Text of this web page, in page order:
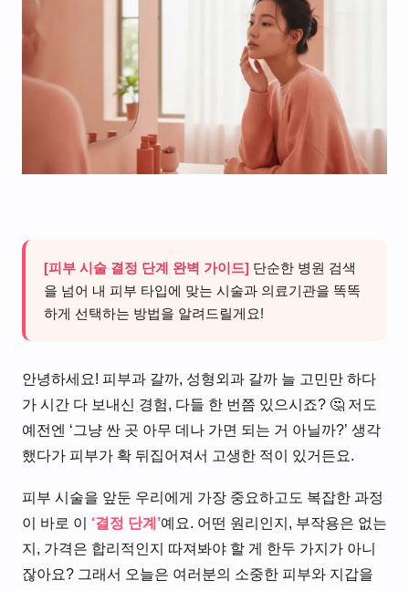
[피부 시술 결정 단계 완벽 가이드] 단순한 병원 검색
을 넘어 내 피부 타입에 맞는 시술과 의료기관을 똑똑
하게 선택하는 방법을 알려드릴게요!
안녕하세요! 피부과 갈까, 성형외과 갈까 늘 고민만 하다
가 시간 다 보내신 경험, 다들 한 번쯤 있으시죠? 🤔 저도
예전엔 ‘그냥 싼 곳 아무 데나 가면 되는 거 아닐까?’ 생각
했다가 피부가 확 뒤집어져서 고생한 적이 있거든요.
피부 시술을 앞둔 우리에게 가장 중요하고도 복잡한 과정
이 바로 이 ‘결정 단계’예요. 어떤 원리인지, 부작용은 없는
지, 가격은 합리적인지 따져봐야 할 게 한두 가지가 아니
잖아요? 그래서 오늘은 여러분의 소중한 피부와 지갑을